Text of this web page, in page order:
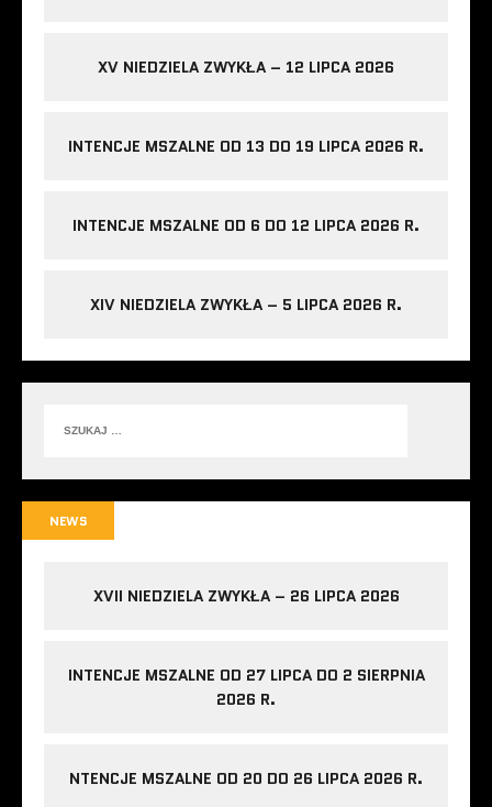
XV NIEDZIELA ZWYKŁA – 12 LIPCA 2026
INTENCJE MSZALNE OD 13 DO 19 LIPCA 2026 R.
INTENCJE MSZALNE OD 6 DO 12 LIPCA 2026 R.
XIV NIEDZIELA ZWYKŁA – 5 LIPCA 2026 R.
NEWS
XVII NIEDZIELA ZWYKŁA – 26 LIPCA 2026
INTENCJE MSZALNE OD 27 LIPCA DO 2 SIERPNIA
2026 R.
NTENCJE MSZALNE OD 20 DO 26 LIPCA 2026 R.